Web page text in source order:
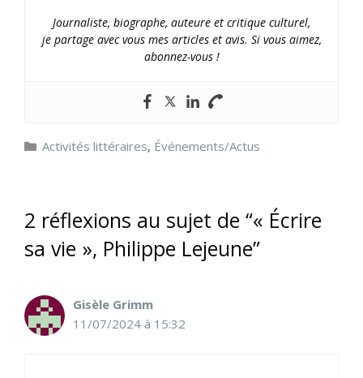
Journaliste, biographe, auteure et critique culturel,
je partage avec vous mes articles et avis. Si vous aimez,
abonnez-vous !
Catégories
Activités littéraires, Événements/Actus
2 réflexions au sujet de “« Écrire
sa vie », Philippe Lejeune”
Gisèle Grimm
11/07/2024 à 15:32